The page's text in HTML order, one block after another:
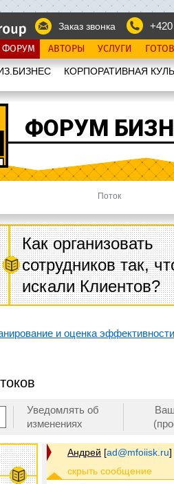
Заказ звонка
ФОРУМ АВТОРЫ УСЛУГИ
КОРПОРАТИВНАЯ
ФОРУМ
Поток
Как организовать
сотрудников так,
искали Клиентов?
и оценка
Уведомлять об
изменениях
Андрей [ad@mfoiisk.ru]